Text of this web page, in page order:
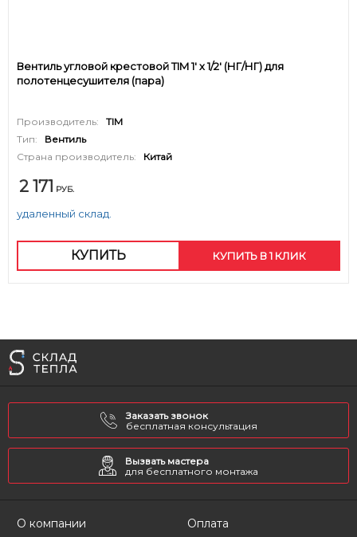
Вентиль угловой крестовой TIM 1' х 1/2' (НГ/НГ) для
полотенцесушителя (пара)
Производитель:
TIM
Тип:
Вентиль
Страна производитель:
Китай
2 171 РУБ.
удаленный склад.
КУПИТЬ КУПИТЬ В 1 КЛИК
Заказать звонок
бесплатная консультация
Вызвать мастера
для бесплатного монтажа
О компании
Оплата